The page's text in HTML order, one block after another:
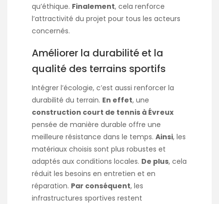
qu’éthique. Finalement, cela renforce
l’attractivité du projet pour tous les acteurs
concernés.
Améliorer la durabilité et la
qualité des terrains sportifs
Intégrer l’écologie, c’est aussi renforcer la
durabilité du terrain. En effet, une
construction court de tennis à Évreux
pensée de manière durable offre une
meilleure résistance dans le temps. Ainsi, les
matériaux choisis sont plus robustes et
adaptés aux conditions locales. De plus, cela
réduit les besoins en entretien et en
réparation. Par conséquent, les
infrastructures sportives restent